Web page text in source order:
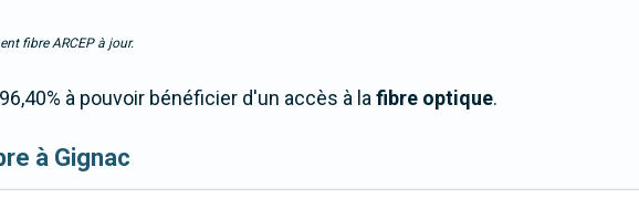
fibre ARCEP à jour.
à pouvoir bénéficier d'un accès à lafibre optique.
à Gignac